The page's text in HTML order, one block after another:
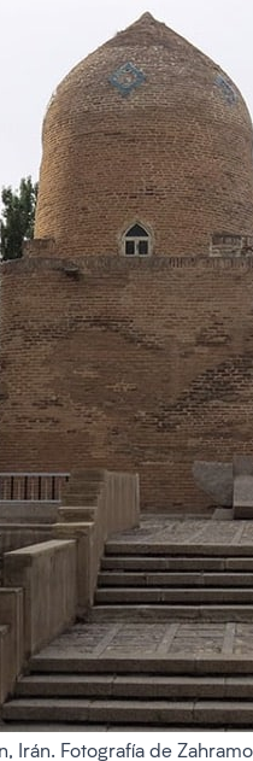
Irán. Fotografía de